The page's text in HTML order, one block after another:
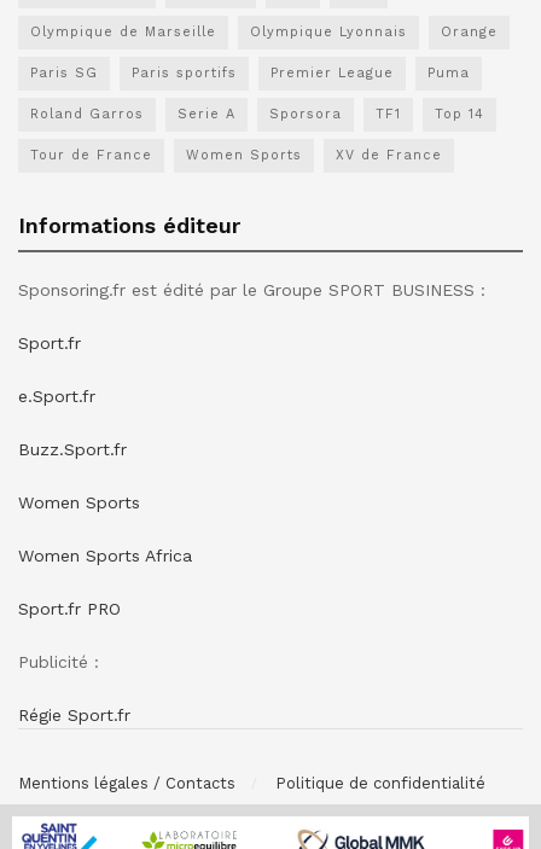
Olympique de Marseille Olympique Lyonnais Orange
Paris SG Paris sportifs Premier League Puma
Roland Garros Serie A Sporsora TF1 Top 14
Tour de France Women Sports XV de France
Informations éditeur
Sponsoring.fr est édité par le Groupe SPORT BUSINESS :
Sport.fr
e.Sport.fr
Buzz.Sport.fr
Women Sports
Women Sports Africa
Sport.fr PRO
Publicité :
Régie Sport.fr
Mentions légales / Contacts Politique de confidentialité
© SPONSORING.FR